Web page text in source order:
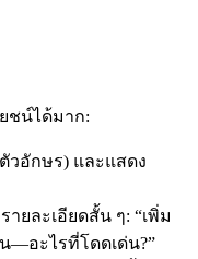
ชน์ได้มาก:
วอักษร) และแสดง
ยละเอียดสั้น ๆ: “เพิ่ม
—อะไรที่โดดเด่น?”